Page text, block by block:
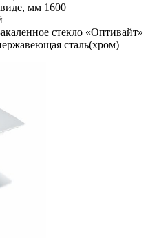
мм 1600
стекло «Оптивайт»
сталь(хром)